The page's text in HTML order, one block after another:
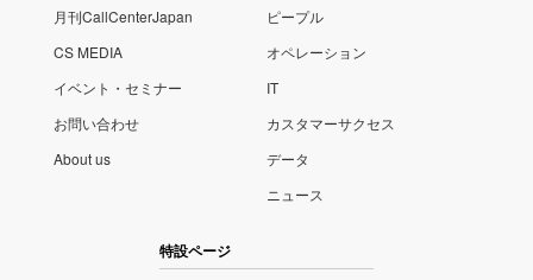
月刊CallCenterJapan
CS MEDIA
イベント・セミナー
お問い合わせ
About us
ピープル
オペレーション
IT
カスタマーサクセス
データ
ニュース
特設ページ